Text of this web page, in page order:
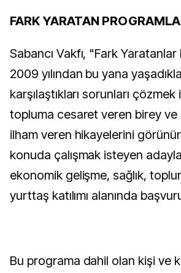
FARK YARATAN
Sabancı Vakfı, "Fark Yaratanlar
2009 yılından bu yana
karşılaştıkları sorunları
topluma cesaret veren birey ve
ilham veren hikayelerini görünür
konuda çalışmak isteyen
ekonomik gelişme, sağlık,
yurttaş katılımı alanında
Bu programa dahil olan kişi ve